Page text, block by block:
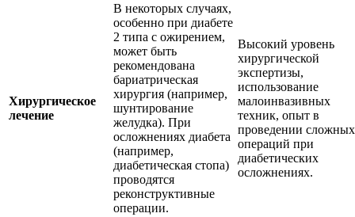
Хирургическое
лечение
В некоторых случаях,
особенно при диабете
2 типа с ожирением,
может быть
рекомендована
бариатрическая
хирургия (например,
шунтирование
желудка). При
осложнениях диабета
(например,
диабетическая стопа)
проводятся
реконструктивные
операции.
Высокий уровень
хирургической
экспертизы,
использование
малоинвазивных
техник, опыт в
проведении сложных
операций при
диабетических
осложнениях.